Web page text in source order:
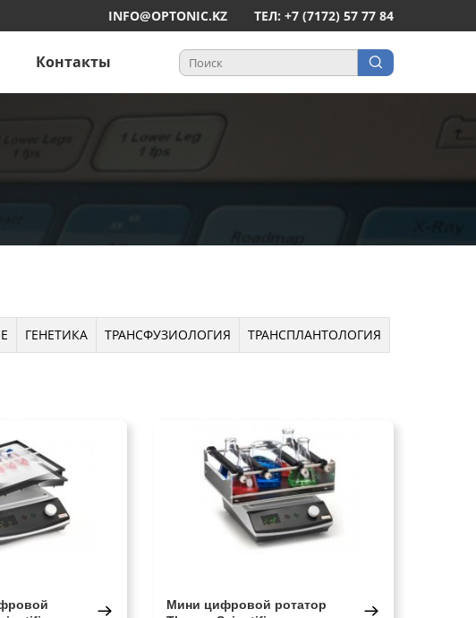
INFO@OPTONIC.KZ ТЕЛ: +7 (7172) 57 77 84
Контакты
ГЕНЕТИКА ТРАНСФУЗИОЛОГИЯ ТРАНСПЛАНТОЛОГИЯ
Мини цифровой ротатор